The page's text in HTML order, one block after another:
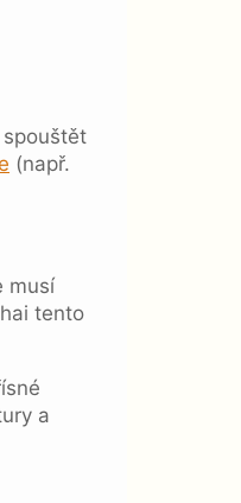
spouštět
(např.
musí
tento
a